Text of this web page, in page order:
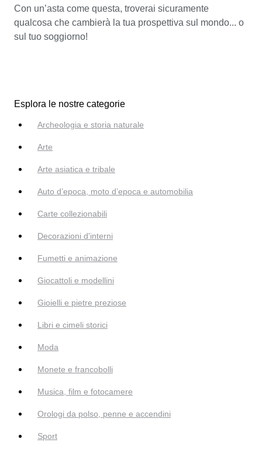
Con un’asta come questa, troverai sicuramente
qualcosa che cambierà la tua prospettiva sul mondo... o
sul tuo soggiorno!
Esplora le nostre categorie
Archeologia e storia naturale
Arte
Arte asiatica e tribale
Auto d’epoca, moto d’epoca e automobilia
Carte collezionabili
Decorazioni d'interni
Fumetti e animazione
Giocattoli e modellini
Gioielli e pietre preziose
Libri e cimeli storici
Moda
Monete e francobolli
Musica, film e fotocamere
Orologi da polso, penne e accendini
Sport